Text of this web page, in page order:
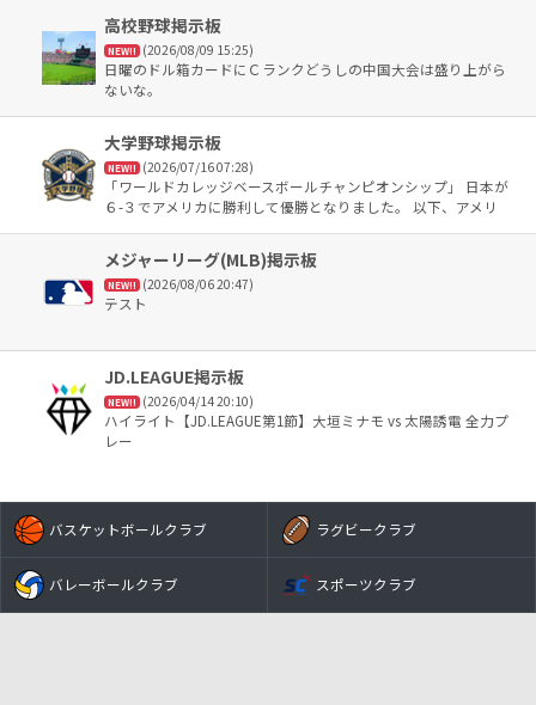
高校野球掲示板
NEW!! (2026/08/09 15:25)
日曜のドル箱カードにＣランクどうしの中国大会は盛り上がら
ないな。
大学野球掲示板
NEW!! (2026/07/16 07:28)
「ワールドカレッジベースボールチャンピオンシップ」 日本が
６-３でアメリカに勝利して優勝となりました。 以下、アメリ
メジャーリーグ(MLB)掲示板
NEW!! (2026/08/06 20:47)
テスト
JD.LEAGUE掲示板
NEW!! (2026/04/14 20:10)
ハイライト【JD.LEAGUE第1節】大垣ミナモ vs 太陽誘電 全力プ
レー
バスケットボールクラブ ラグビークラブ
バレーボールクラブ スポーツクラブ